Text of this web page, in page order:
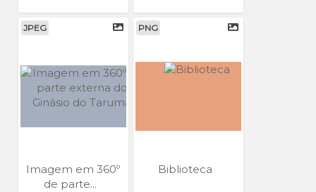
JPEG
Imagem em 360º
de parte...
PNG
Biblioteca